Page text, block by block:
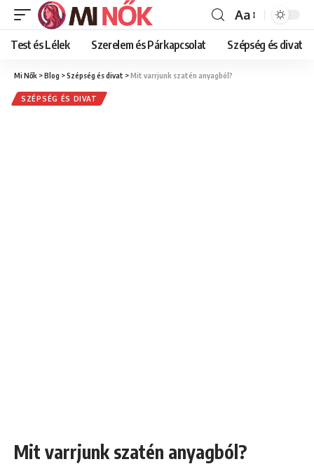
Font
Resizer
Aa
Test és Lélek Szerelem és Párkapcsolat Szépség és divat
Mi Nők >Blog >Szépség és divat >Mit varrjunk szatén anyagból?
SZÉPSÉG ÉS DIVAT
Mit varrjunk szatén anyagból?